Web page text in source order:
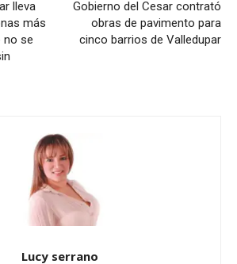
lleva
más
no se
Gobierno del Cesar contrató
obras de pavimento para
cinco barrios de Valledupar
Lucy serrano